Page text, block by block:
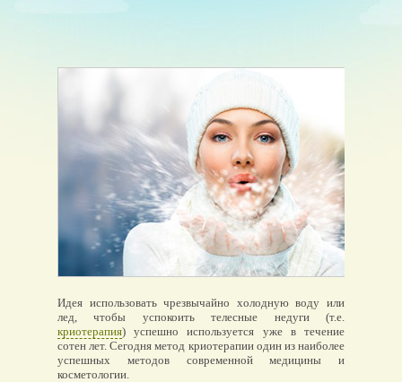
Идея использовать чрезвычайно холодную воду или
лед, чтобы успокоить телесные недуги (т.е.
криотерапия) успешно используется уже в течение
сотен лет. Сегодня метод криотерапии один из наиболее
успешных методов современной медицины и
косметологии.